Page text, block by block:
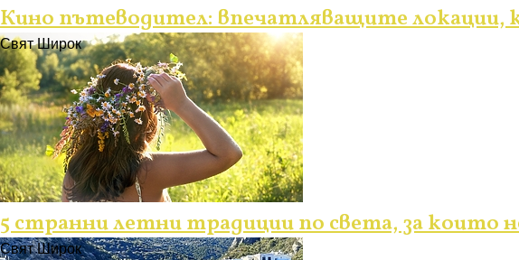
Кино пътеводител: впечатляващите локации,
Свят Широк
5 странни летни традиции по света, за които
Свят Широк